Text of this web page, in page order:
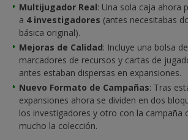
Multijugador Real: Una sola caja ahora
a 4 investigadores (antes necesitabas
básica original).
Mejoras de Calidad: Incluye una bolsa
marcadores de recursos y cartas de
antes estaban dispersas en expansiones.
Nuevo Formato de Campañas: Tras
expansiones ahora se dividen en dos
los investigadores y otro con la campaña
mucho la colección.